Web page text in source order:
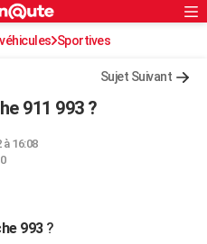
Sportives
Sujet Suivant
911 993 ?
16:08
993?